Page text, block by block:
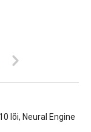
lõi, Neural Engine